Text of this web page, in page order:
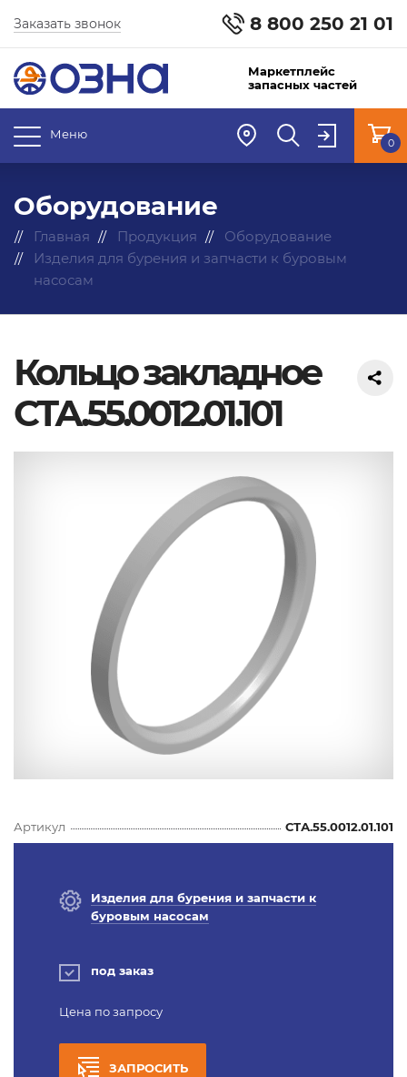
8 800 250 21 01
Заказать звонок
Маркетплейс
запасных частей
Меню
0
Оборудование
Главная Продукция
Оборудование
Изделия для бурения и запчасти к буровым
насосам
Кольцо закладное
СТА.55.0012.01.101
Артикул СТА.55.0012.01.101
Изделия для бурения и запчасти к
буровым насосам
под заказ
Цена по запросу
ЗАПРОСИТЬ